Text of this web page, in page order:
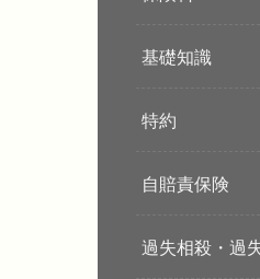
基礎知識
特約
自賠責保険
過失相殺・過